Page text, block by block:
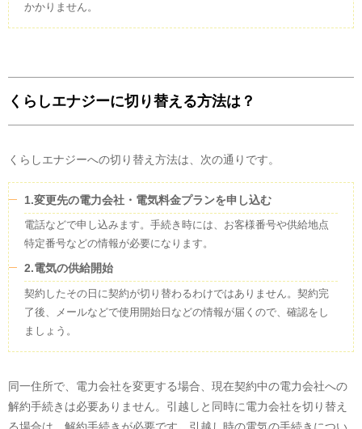
かかりません。
くらしエナジーに切り替える方法は？
くらしエナジーへの切り替え方法は、次の通りです。
1.変更先の電力会社・電気料金プランを申し込む
電話などで申し込みます。手続き時には、お客様番号や供給地点
特定番号などの情報が必要になります。
2.電気の供給開始
契約したその日に契約が切り替わるわけではありません。契約完
了後、メールなどで使用開始日などの情報が届くので、確認をし
ましょう。
同一住所で、電力会社を変更する場合、現在契約中の電力会社への
解約手続きは必要ありません。引越しと同時に電力会社を切り替え
る場合は、解約手続きが必要です。引越し時の電気の手続きについ